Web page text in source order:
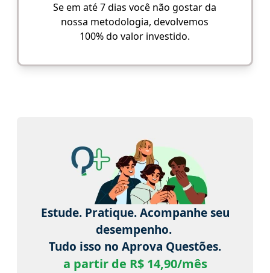
Se em até 7 dias você não gostar da
nossa metodologia, devolvemos
100% do valor investido.
Estude. Pratique. Acompanhe seu
desempenho.
Tudo isso no Aprova Questões.
a partir de R$ 14,90/mês